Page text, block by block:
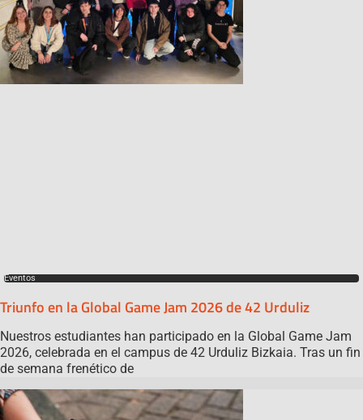
Eventos
Triunfo en la Global Game Jam 2026 de 42 Urduliz
Nuestros estudiantes han participado en la Global Game Jam
2026, celebrada en el campus de 42 Urduliz Bizkaia. Tras un fin
de semana frenético de